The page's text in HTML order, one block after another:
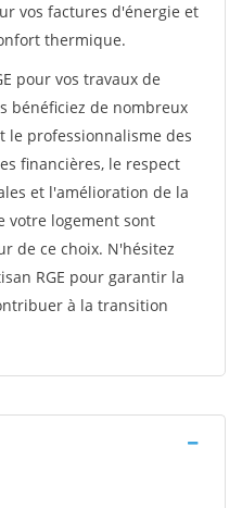
vos factures d'énergie et
thermique.
pour vos travaux de
bénéficiez de nombreux
le professionnalisme des
financières, le respect
et l'amélioration de la
votre logement sont
de ce choix. N'hésitez
RGE pour garantir la
à la transition